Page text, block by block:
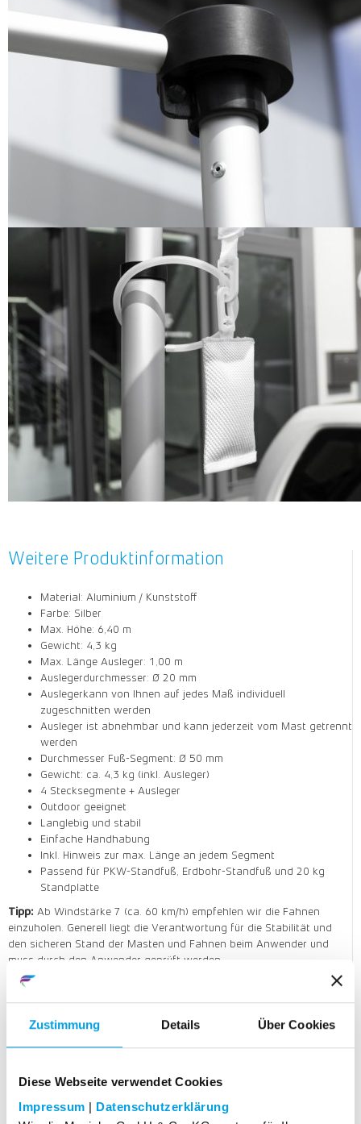
Zustimmung Details Über Cookies
Diese Webseite verwendet Cookies
Impressum | Datenschutzerklärung
Weitere Produktinformation
Material: Aluminium / Kunststoff
Farbe: Silber
Max. Höhe: 6,40 m
Gewicht: 4,3 kg
Max. Länge Ausleger: 1,00 m
Auslegerdurchmesser: Ø 20 mm
Auslegerkann von Ihnen auf jedes Maß individuell
zugeschnitten werden
Ausleger ist abnehmbar und kann jederzeit vom Mast getrennt
werden
Durchmesser Fuß-Segment: Ø 50 mm
Gewicht: ca. 4,3 kg (inkl. Ausleger)
4 Stecksegmente + Ausleger
Outdoor geeignet
Langlebig und stabil
Einfache Handhabung
Inkl. Hinweis zur max. Länge an jedem Segment
Passend für PKW-Standfuß, Erdbohr-Standfuß und 20 kg
Standplatte
Tipp: Ab Windstärke 7 (ca. 60 km/h) empfehlen wir die Fahnen
einzuholen. Generell liegt die Verantwortung für die Stabilität und
den sicheren Stand der Masten und Fahnen beim Anwender und
muss durch den Anwender geprüft werden.
Mobiler Fahnenmast - Mehrteilig
Art. Nr.: PM02
Vier Stecksegmente mit Ausleger, Gesamthöhe 6,40 m